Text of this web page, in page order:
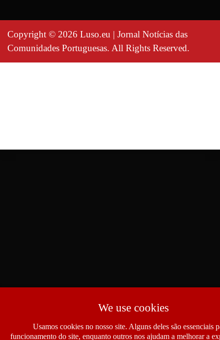
Copyright © 2026 Luso.eu | Jornal Notícias das
Comunidades Portuguesas. All Rights Reserved.
We use cookies
Usamos cookies no nosso site. Alguns deles são essenciais
funcionamento do site, enquanto outros nos ajudam a melhorar a